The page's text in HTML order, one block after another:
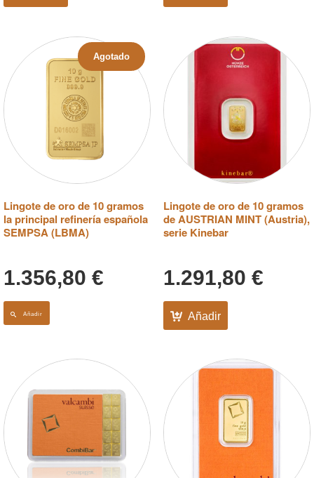
Lingote de oro de 10 gramos
la principal refinería española
SEMPSA (LBMA)
Agotado
1.356,80 €
Añadir
Lingote de oro de 10 gramos
de AUSTRIAN MINT (Austria),
serie Kinebar
1.291,80 €
Añadir